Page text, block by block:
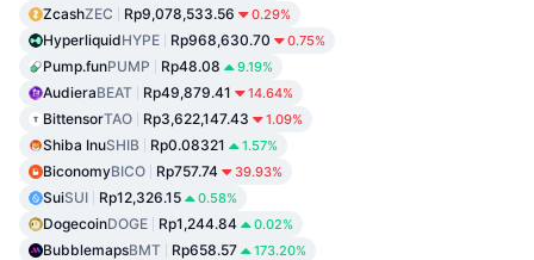
ZcashZEC Rp9,078,533.56 0.29%
HyperliquidHYPE Rp968,630.70 0.75%
Pump.funPUMP Rp48.08 9.19%
AudieraBEAT Rp49,879.41 14.64%
BittensorTAO Rp3,622,147.43 1.09%
Shiba InuSHIB Rp0.08321 1.57%
BiconomyBICO Rp757.74 39.93%
SuiSUI Rp12,326.15 0.58%
DogecoinDOGE Rp1,244.84 0.02%
BubblemapsBMT Rp658.57 173.20%